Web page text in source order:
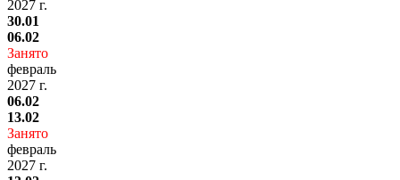
2027 г.
30.01
06.02
Занято
февраль
2027 г.
06.02
13.02
Занято
февраль
2027 г.